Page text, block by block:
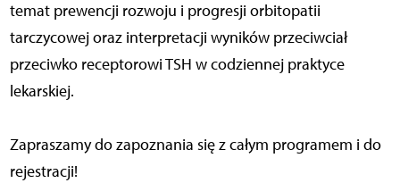
temat prewencji rozwoju i progresji orbitopatii
tarczycowej oraz interpretacji wyników przeciwciał
przeciwko receptorowi TSH w codziennej praktyce
lekarskiej.
Zapraszamy do zapoznania się z całym programem i do
rejestracji!